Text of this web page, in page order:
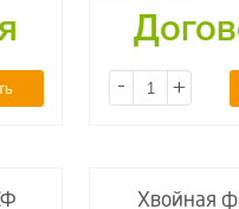
- +
Хвойная